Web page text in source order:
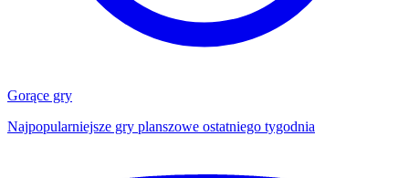
Gorące gry
Najpopularniejsze gry planszowe ostatniego tygodnia